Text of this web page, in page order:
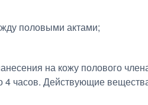
половыми актами;
на кожу полового
4 часов. Действующие